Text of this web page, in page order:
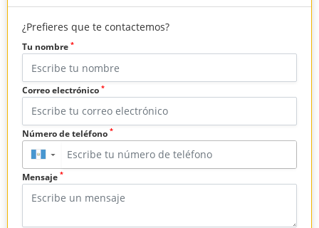
¿Prefieres que te contactemos?
Tu nombre *
Correo electrónico *
Número de teléfono *
▼
Mensaje *